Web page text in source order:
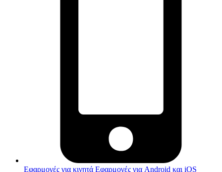
Εφαρμογές για κινητά Εφαρμογές για Android και iOS